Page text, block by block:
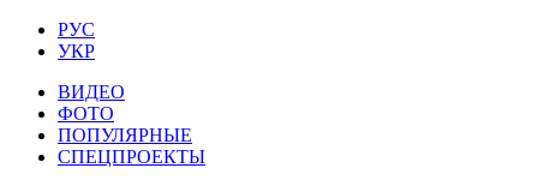
РУС
УКР
ВИДЕО
ФОТО
ПОПУЛЯРНЫЕ
СПЕЦПРОЕКТЫ